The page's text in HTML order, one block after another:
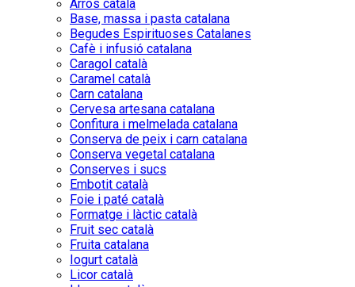
Arròs català
Base, massa i pasta catalana
Begudes Espirituoses Catalanes
Cafè i infusió catalana
Caragol català
Caramel català
Carn catalana
Cervesa artesana catalana
Confitura i melmelada catalana
Conserva de peix i carn catalana
Conserva vegetal catalana
Conserves i sucs
Embotit català
Foie i paté català
Formatge i làctic català
Fruit sec català
Fruita catalana
Iogurt català
Licor català